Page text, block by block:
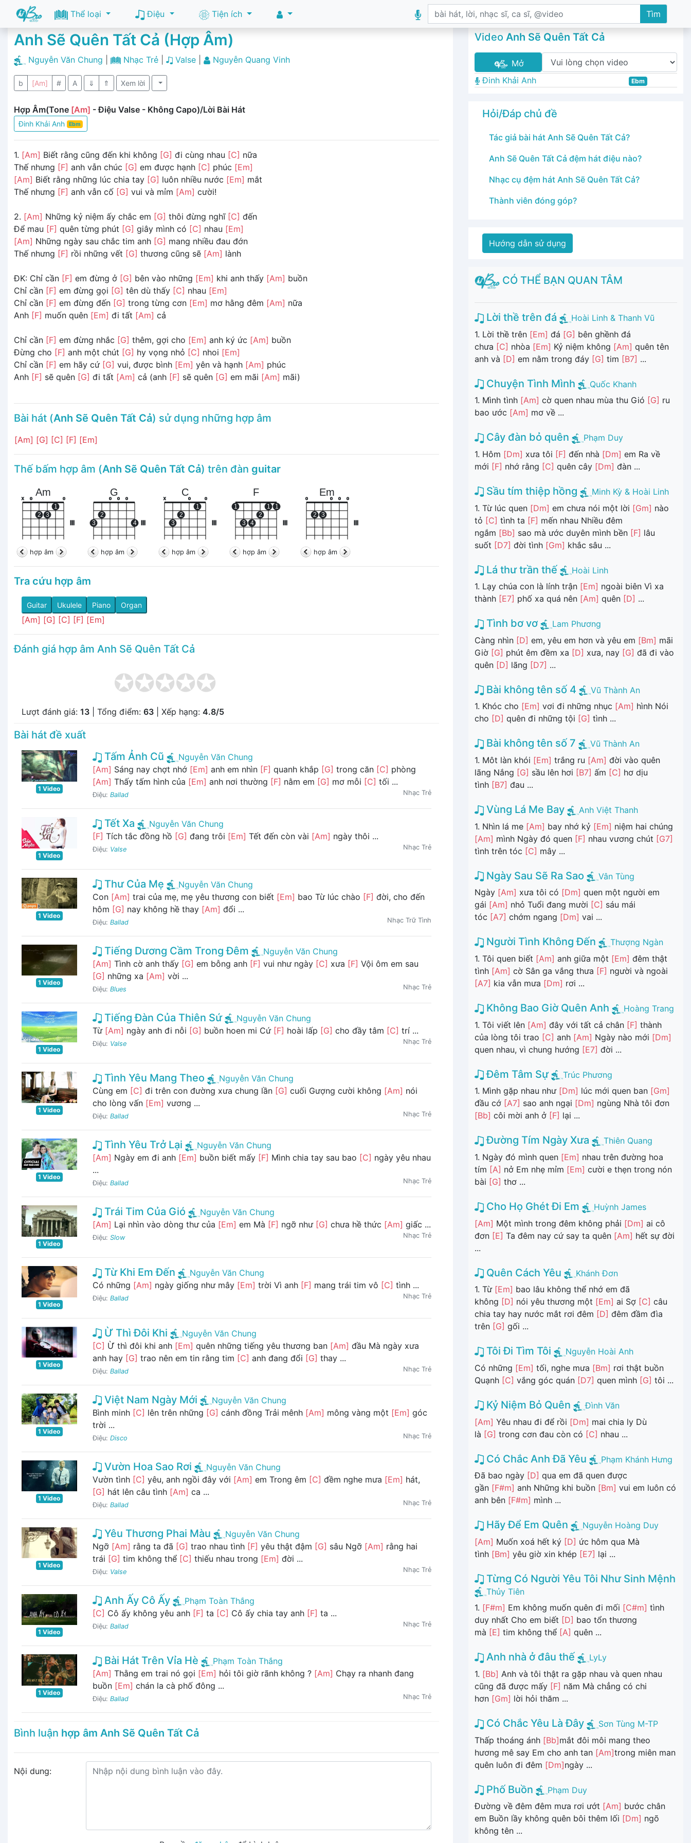
Thể loại Điệu Tiện ích Tìm
Anh Sẽ Quên Tất Cả (Hợp Âm)
Nguyễn Văn Chung Nhạc Trẻ| Valse Nguyễn Quang Vinh
b [Am] # A ⇓ ⇑ Xem lời
Hợp Âm(Tone [Am] - Điệu Valse - Không Capo)/Lời Bài Hát
Đinh Khải Anh Ebm
1. [Am] Biết rằng cũng đến khi không [G] đi cùng nhau [C] nữa
Thế nhưng [F] anh vẫn chúc [G] em được hạnh [C] phúc [Em]
[Am] Biết rằng những lúc chia tay [G] luôn nhiều nước [Em] mắt
Thế nhưng [F] anh vẫn cố [G] vui và mỉm [Am] cười!
2. [Am] Những kỷ niệm ấy chắc em [G] thôi đừng nghĩ [C] đến
Để mau [F] quên từng phút [G] giây mình có [C] nhau [Em]
[Am] Những ngày sau chắc tim anh [G] mang nhiều đau đớn
Thế nhưng [F] rồi những vết [G] thương cũng sẽ [Am] lành
ĐK: Chỉ cần [F] em đừng ở [G] bên vào những [Em] khi anh thấy [Am] buồn
Chỉ cần [F] em đừng gọi [G] tên dù thấy [C] nhau [Em]
Chỉ cần [F] em đừng đến [G] trong từng cơn [Em] mơ hằng đêm [Am] nữa
Anh [F] muốn quên [Em] đi tất [Am] cả
Chỉ cần [F] em đừng nhắc [G] thêm, gợi cho [Em] anh ký ức [Am] buồn
Đừng cho [F] anh một chút [G] hy vọng nhỏ [C] nhoi [Em]
Chỉ cần [F] em hãy cứ [G] vui, được bình [Em] yên và hạnh [Am] phúc
Anh [F] sẽ quên [G] đi tất [Am] cả (anh [F] sẽ quên [G] em mãi [Am] mãi)
Bài hát (Anh Sẽ Quên Tất Cả) sử dụng những hợp âm
[Am] [G] [C] [F] [Em]
Thế bấm hợp âm (Anh Sẽ Quên Tất Cả) trên đàn guitar
Am
x o
2 3
1
o
hợp âm
G
3
2
o o o
4
hợp âm
C
x
3
2
o
1
o
hợp âm
F
1
3 4
2
1 1
hợp âm
Em
o
2 3
o o o
hợp âm
Tra cứu hợp âm
Guitar Ukulele Piano Organ
[Am] [G] [C] [F] [Em]
Đánh giá hợp âm Anh Sẽ Quên Tất Cả
Lượt đánh giá: 13 | Tổng điểm: 63 | Xếp hạng: 4.8/5
Bài hát đề xuất
1 Video
Tấm Ảnh Cũ
Nguyễn Văn Chung
[Am] Sáng nay chợt nhớ [Em] anh em nhìn [F] quanh khắp [G] trong căn [C] phòng
[Am] Thấy tấm hình của [Em] anh nơi thường [F] nằm em [G] mơ mỗi [C] tối ...
Điệu: Ballad Nhạc Trẻ
1 Video
Tết Xa
Nguyễn Văn Chung
[F] Tích tắc đồng hồ [G] đang trôi [Em] Tết đến còn vài [Am] ngày thôi ...
Điệu: Valse Nhạc Trẻ
1 Video
Thư Của Mẹ
Nguyễn Văn Chung
Con [Am] trai của mẹ, mẹ yêu thương con biết [Em] bao Từ lúc chào [F] đời, cho đến
hôm [G] nay không hề thay [Am] đổi ...
Điệu: Ballad Nhạc Trữ Tình
1 Video
Tiếng Dương Cầm Trong Đêm
Nguyễn Văn Chung
[Am] Tình cờ anh thấy [G] em bỗng anh [F] vui như ngày [C] xưa [F] Vội ôm em sau
[G] những xa [Am] vời ...
Điệu: Blues Nhạc Trẻ
1 Video
Tiếng Đàn Của Thiên Sứ
Nguyễn Văn Chung
Từ [Am] ngày anh đi nỗi [G] buồn hoen mi Cứ [F] hoài lấp [G] cho đầy tâm [C] trí ...
Điệu: Valse Nhạc Trẻ
1 Video
Tình Yêu Mang Theo
Nguyễn Văn Chung
Cùng em [C] đi trên con đường xưa chung lần [G] cuối Gượng cười không [Am] nói
cho lòng vấn [Em] vương ...
Điệu: Ballad Nhạc Trẻ
1 Video
Tình Yêu Trở Lại
Nguyễn Văn Chung
[Am] Ngày em đi anh [Em] buồn biết mấy [F] Mình chia tay sau bao [C] ngày yêu nhau
...
Điệu: Ballad Nhạc Trẻ
1 Video
Trái Tim Của Gió
Nguyễn Văn Chung
[Am] Lại nhìn vào dòng thư của [Em] em Mà [F] ngỡ như [G] chưa hề thức [Am] giấc ...
Điệu: Slow Nhạc Trẻ
1 Video
Từ Khi Em Đến
Nguyễn Văn Chung
Có những [Am] ngày giống như mây [Em] trời Vì anh [F] mang trái tim vô [C] tình ...
Điệu: Ballad Nhạc Trẻ
1 Video
Ừ Thì Đôi Khi
Nguyễn Văn Chung
[C] Ừ thì đôi khi anh [Em] quên những tiếng yêu thương ban [Am] đầu Mà ngày xưa
anh hay [G] trao nên em tin rằng tim [C] anh đang đổi [G] thay ...
Điệu: Ballad Nhạc Trẻ
1 Video
Việt Nam Ngày Mới
Nguyễn Văn Chung
Bình minh [C] lên trên những [G] cánh đồng Trải mênh [Am] mông vàng một [Em] góc
trời ...
Điệu: Disco Nhạc Trẻ
1 Video
Vườn Hoa Sao Rơi
Nguyễn Văn Chung
Vườn tình [C] yêu, anh ngồi đây với [Am] em Trong êm [C] đềm nghe mưa [Em] hát,
[G] hát lên câu tình [Am] ca ...
Điệu: Ballad Nhạc Trẻ
1 Video
Yêu Thương Phai Màu
Nguyễn Văn Chung
Ngỡ [Am] rằng ta đã [G] trao nhau tình [F] yêu thật đậm [G] sâu Ngỡ [Am] rằng hai
trái [G] tim không thể [C] thiếu nhau trong [Em] đời ...
Điệu: Valse Nhạc Trẻ
1 Video
Anh Ấy Cô Ấy
Phạm Toàn Thắng
[C] Cô ấy không yêu anh [F] ta [C] Cô ấy chia tay anh [F] ta ...
Điệu: Ballad Nhạc Trẻ
1 Video
Bài Hát Trên Vỉa Hè
Phạm Toàn Thắng
[Am] Thằng em trai nó gọi [Em] hỏi tôi giờ rãnh không ? [Am] Chạy ra nhanh đang
buồn [Em] chán la cà phố đông ...
Điệu: Ballad Nhạc Trẻ
Bình luận hợp âm Anh Sẽ Quên Tất Cả
Nội dung:
Video Anh Sẽ Quên Tất Cả
Mở
Đinh Khải Anh
Ebm
Hỏi/Đáp chủ đề
Tác giả bài hát Anh Sẽ Quên Tất Cả?
Anh Sẽ Quên Tất Cả đệm hát điệu nào?
Nhạc cụ đệm hát Anh Sẽ Quên Tất Cả?
Thành viên đóng góp?
Hướng dẫn sử dụng
CÓ THỂ BẠN QUAN TÂM
Lời thề trên đá
Hoài Linh & Thanh Vũ
1. Lời thề trên [Em] đá [G] bên ghềnh đá
chưa [C] nhòa [Em] Kỷ niệm không [Am] quên tên
anh và [D] em nằm trong đáy [G] tim [B7] ...
Chuyện Tình Mình
Quốc Khanh
1. Mình tình [Am] cờ quen nhau mùa thu Gió [G] ru
bao ước [Am] mơ về ...
Cây đàn bỏ quên
Phạm Duy
1. Hôm [Dm] xưa tôi [F] đến nhà [Dm] em Ra về
mới [F] nhớ rằng [C] quên cây [Dm] đàn ...
Sầu tím thiệp hồng
Minh Kỳ & Hoài Linh
1. Từ lúc quen [Dm] em chưa nói một lời [Gm] nào
tỏ [C] tình ta [F] mến nhau Nhiều đêm
ngắm [Bb] sao mà ước duyên mình bền [F] lâu
suốt [D7] đời tình [Gm] khắc sâu ...
Lá thư trần thế
Hoài Linh
1. Lạy chúa con là lính trận [Em] ngoài biên Vì xa
thành [E7] phố xa quá nên [Am] quên [D] ...
Tình bơ vơ
Lam Phương
Càng nhìn [D] em, yêu em hơn và yêu em [Bm] mãi
Giờ [G] phút êm đềm xa [D] xưa, nay [G] đã đi vào
quên [D] lãng [D7] ...
Bài không tên số 4
Vũ Thành An
1. Khóc cho [Em] vơi đi những nhục [Am] hình Nói
cho [D] quên đi những tội [G] tình ...
Bài không tên số 7
Vũ Thành An
1. Môt làn khói [Em] trắng ru [Am] đời vào quên
lãng Nắng [G] sầu lên hơi [B7] ấm [C] hơ dịu
tình [B7] đau ...
Vùng Lá Me Bay
Anh Việt Thanh
1. Nhìn lá me [Am] bay nhớ kỷ [Em] niệm hai chúng
[Am] mình Ngày đó quen [F] nhau vương chút [G7]
tình trên tóc [C] mây ...
Ngày Sau Sẽ Ra Sao
Vân Tùng
Ngày [Am] xưa tôi có [Dm] quen một người em
gái [Am] nhỏ Tuổi đang mười [C] sáu mái
tóc [A7] chớm ngang [Dm] vai ...
Người Tình Không Đến
Thượng Ngàn
1. Tôi quen biết [Am] anh giữa một [Em] đêm thật
tình [Am] cờ Sân ga vắng thưa [F] người và ngoài
[A7] kia vẫn mưa [Dm] rơi ...
Không Bao Giờ Quên Anh
Hoàng Trang
1. Tôi viết lên [Am] đây với tất cả chân [F] thành
của lòng tôi trao [C] anh [Am] Ngày nào mới [Dm]
quen nhau, vì chung hướng [E7] đời ...
Đêm Tâm Sự
Trúc Phương
1. Mình gặp nhau như [Dm] lúc mới quen ban [Gm]
đầu cớ [A7] sao anh ngại [Dm] ngùng Nhà tôi đơn
[Bb] côi mời anh ở [F] lại ...
Đường Tím Ngày Xưa
Thiên Quang
1. Ngày đó mình quen [Em] nhau trên đường hoa
tím [A] nở Em nhẹ mỉm [Em] cười e thẹn trong nón
bài [G] thơ ...
Cho Họ Ghét Đi Em
Huỳnh James
[Am] Một mình trong đêm không phải [Dm] ai cô
đơn [E] Ta đêm nay cứ say ta quên [Am] hết sự đời
...
Quên Cách Yêu
Khánh Đơn
1. Từ [Em] bao lâu không thể nhớ em đã
không [D] nói yêu thương một [Em] ai Sợ [C] câu
chia tay hay nước mắt rơi đêm [D] đêm đầm đìa
trên [G] gối ...
Tôi Đi Tìm Tôi
Nguyễn Hoài Anh
Có những [Em] tối, nghe mưa [Bm] rơi thật buồn
Quạnh [C] vắng góc quán [D7] quen mình [G] tôi ...
Kỷ Niệm Bỏ Quên
Đình Văn
[Am] Yêu nhau đi để rồi [Dm] mai chia ly Dù
là [G] trong cơn đau còn có [C] nhau ...
Có Chắc Anh Đã Yêu
Phạm Khánh Hưng
Đã bao ngày [D] qua em đã quen được
gần [F#m] anh Những khi buồn [Bm] vui em luôn có
anh bên [F#m] mình ...
Hãy Để Em Quên
Nguyễn Hoàng Duy
[Am] Muốn xoá hết ký [D] ức hôm qua Mà
tình [Bm] yêu giờ xin khép [E7] lại ...
Từng Có Người Yêu Tôi Như Sinh Mệnh
Thủy Tiên
1. [F#m] Em không muốn quên đi mối [C#m] tình
duy nhất Cho em biết [D] bao tổn thương
mà [E] tim không thể [A] quên ...
Anh nhà ở đâu thế
LyLy
1. [Bb] Anh và tôi thật ra gặp nhau và quen nhau
cũng đã được mấy [F] năm Mà chẳng có chi
hơn [Gm] lời hỏi thăm ...
Có Chắc Yêu Là Đây
Sơn Tùng M-TP
Thấp thoáng ánh [Bb]mắt đôi môi mang theo
hương mê say Em cho anh tan [Am]trong miên man
quên luôn đi đêm [Dm]ngày ...
Phố Buồn
Phạm Duy
Đường về đêm đêm mưa rơi ướt [Am] bước chân
em Buồn lầy không quên bôi thêm lối [Dm] ngõ
không tên ...